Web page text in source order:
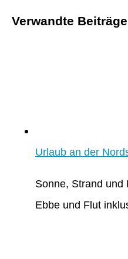
Verwandte Beiträge
Urlaub an der
Sonne, Strand und
Ebbe und Flut